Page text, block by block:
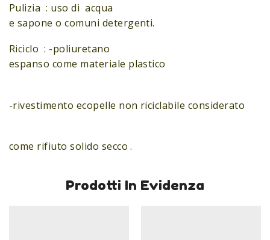
Pulizia : uso di acqua
e sapone o comuni detergenti.
Riciclo : -poliuretano
espanso come materiale plastico
-rivestimento ecopelle non riciclabile considerato
come rifiuto solido secco .
Prodotti In Evidenza